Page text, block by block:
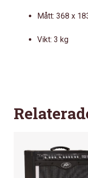
Mått: 368 x
Vikt: 3 kg